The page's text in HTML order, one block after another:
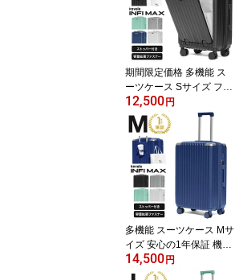
期間限定価格 多機能 ス
ーツケース Sサイズ フロ
ントオープン 1年保証 機
内持ち込み 送料無料 Kev
ala INFI MAX TSAロック
拡張 ロック付き ストッ
パー付き カップホルダー
ドリンクホルダー USB
充電 キャリーケース 8
輪
12,500 円
多機能 スーツケース Mサ
イズ 安心の1年保証 機内
持ち込み 送料無料 Keval
a INFI MAX スーツケース
14,500 円